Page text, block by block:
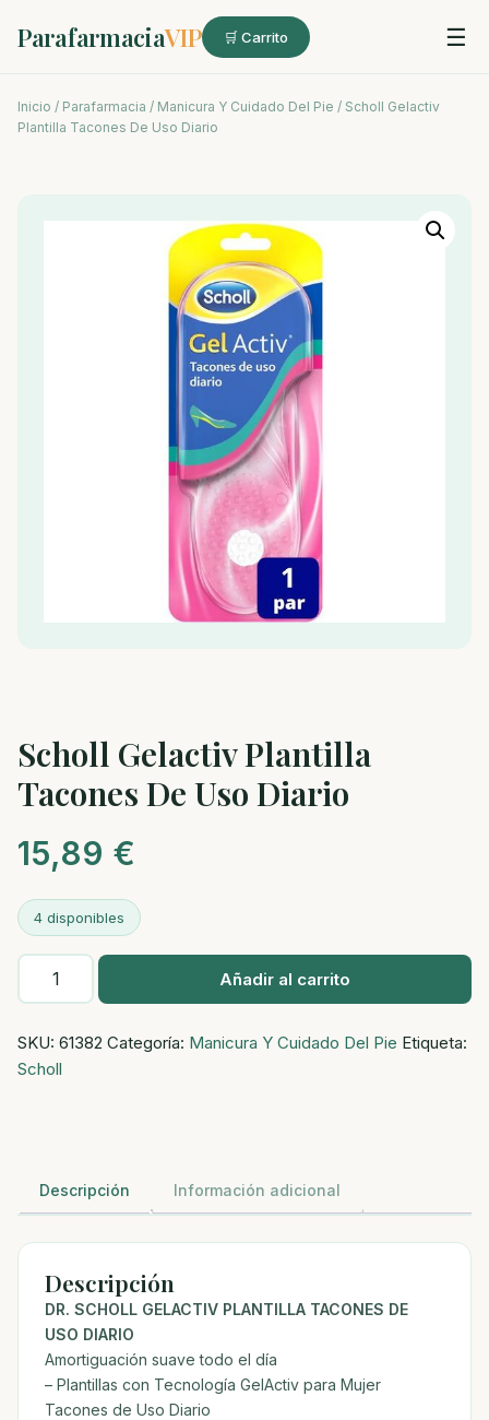
ParafarmaciaVIP 🛒 Carrito ☰
Inicio / Parafarmacia / Manicura Y Cuidado Del Pie / Scholl Gelactiv
Plantilla Tacones De Uso Diario
Scholl Gelactiv Plantilla
Tacones De Uso Diario
15,89 €
4 disponibles
Scholl
Gelactiv
Tacones
De
Añadir al carrito
SKU: 61382 Categoría: Manicura Y Cuidado Del Pie Etiqueta:
Scholl
Descripción Información adicional
Descripción
DR. SCHOLL GELACTIV PLANTILLA TACONES DE
USO DIARIO
Amortiguación suave todo el día
– Plantillas con Tecnología GelActiv para Mujer
Tacones de Uso Diario